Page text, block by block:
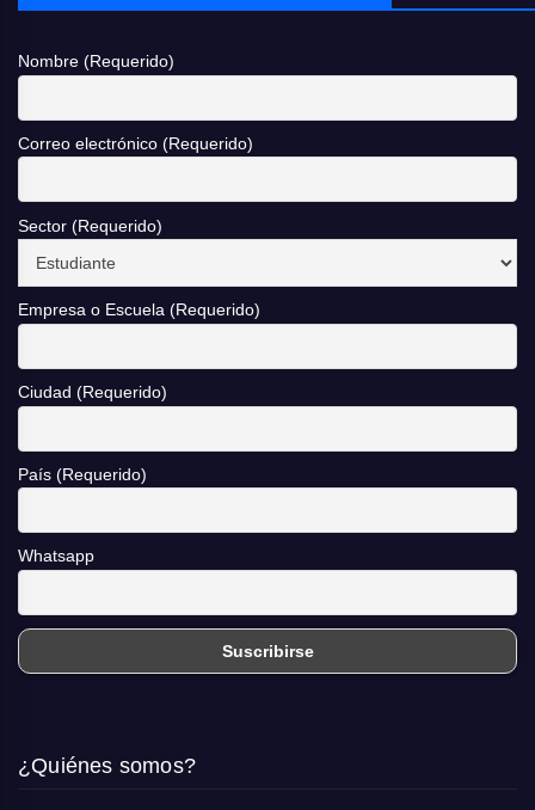
Nombre (Requerido)
Correo electrónico (Requerido)
Sector (Requerido)
Empresa o Escuela (Requerido)
Ciudad (Requerido)
País (Requerido)
Whatsapp
¿Quiénes somos?